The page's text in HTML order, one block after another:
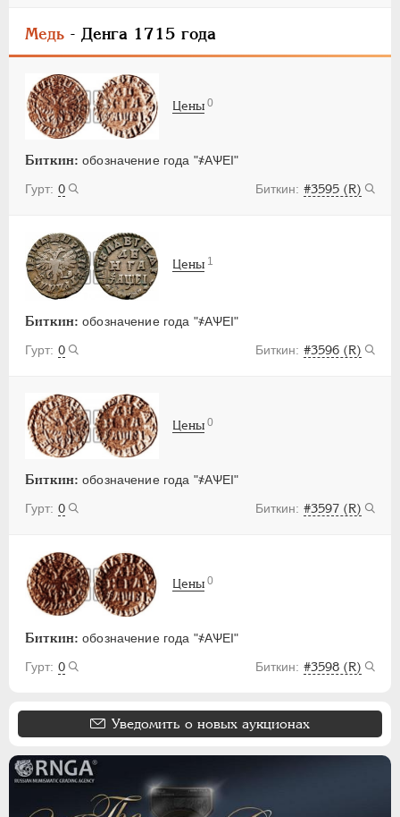
Медь - Денга 1715 года
Биткин: обозначение года "҂АѰЕI"
0
#3595 (R)
Цены 0
Биткин: обозначение года "҂АѰЕI"
0
#3596 (R)
Цены 1
Биткин: обозначение года "҂АѰЕI"
0
#3597 (R)
Цены 0
Биткин: обозначение года "҂АѰЕI"
0
#3598 (R)
Цены 0
Уведомить о новых аукционах